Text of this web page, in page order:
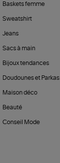
Baskets femme
Sweatshirt
Jeans
Sacs à main
Bijoux tendances
Doudounes et Parkas
Maison déco
Beauté
Conseil Mode